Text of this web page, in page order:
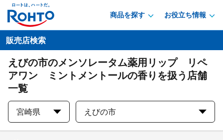
商品を探す お役立ち情報
販売店検索
えびの市のメンソレータム薬用リップ リペ
アワン ミントメントールの香りを扱う店舗
一覧
宮崎県 えびの市